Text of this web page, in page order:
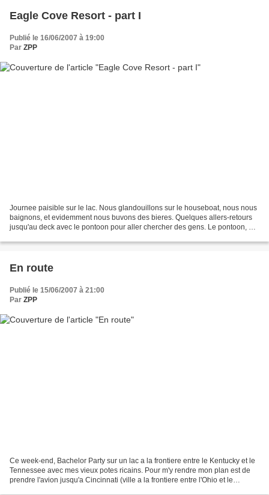
Eagle Cove Resort - part I
Publié le 16/06/2007 à 19:00
Par ZPP
Journee paisible sur le lac. Nous glandouillons sur le houseboat, nous nous
baignons, et evidemment nous buvons des bieres. Quelques allers-retours
jusqu'au deck avec le pontoon pour aller chercher des gens. Le pontoon, a
En route
Publié le 15/06/2007 à 21:00
Par ZPP
Ce week-end, Bachelor Party sur un lac a la frontiere entre le Kentucky et le
Tennessee avec mes vieux potes ricains. Pour m'y rendre mon plan est de
prendre l'avion jusqu'a Cincinnati (ville a la frontiere entre l'Ohio et le